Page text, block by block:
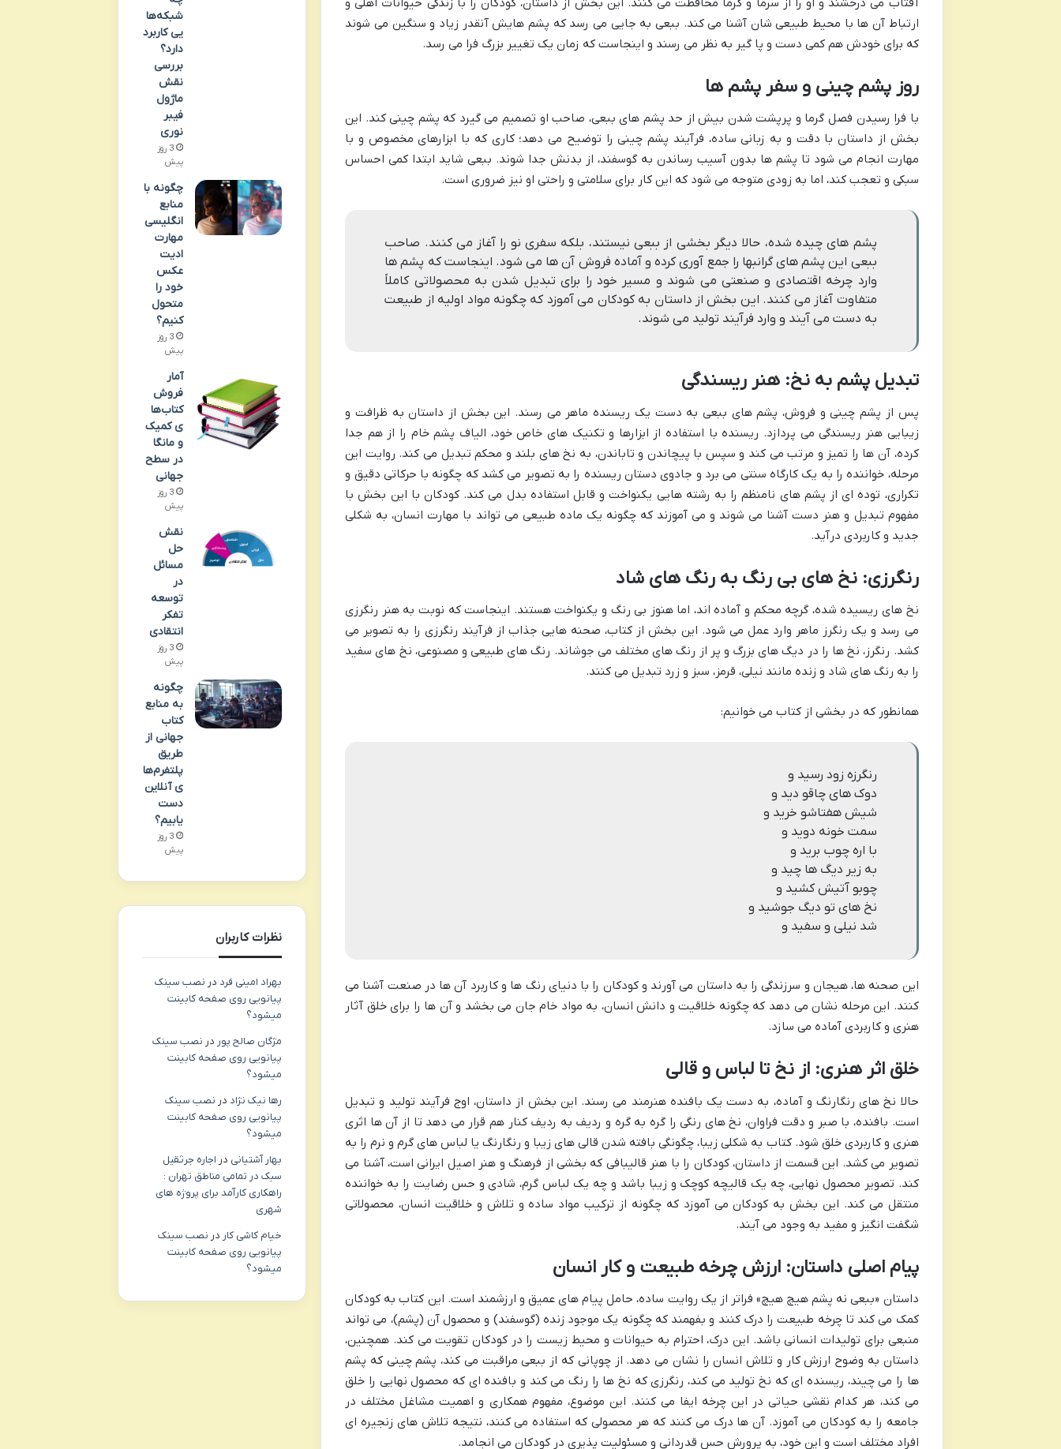
ارتباط آن ها با محیط طبیعی شان آشنا می کند. ببعی به جایی می رسد که پشم هایش آنقدر زیاد و سنگین می شوند
که برای خودش هم کمی دست و پا گیر به نظر می رسند و اینجاست که زمان یک تغییر بزرگ فرا می رسد.
روز پشم چینی و سفر پشم ها
با فرا رسیدن فصل گرما و پرپشت شدن بیش از حد پشم های ببعی، صاحب او تصمیم می گیرد که پشم چینی کند. این
بخش از داستان با دقت و به زبانی ساده، فرآیند پشم چینی را توضیح می دهد؛ کاری که با ابزارهای مخصوص و با
مهارت انجام می شود تا پشم ها بدون آسیب رساندن به گوسفند، از بدنش جدا شوند. ببعی شاید ابتدا کمی احساس
سبکی و تعجب کند، اما به زودی متوجه می شود که این کار برای سلامتی و راحتی او نیز ضروری است.
پشم های چیده شده، حالا دیگر بخشی از ببعی نیستند، بلکه سفری نو را آغاز می کنند. صاحب
ببعی این پشم های گرانبها را جمع آوری کرده و آماده فروش آن ها می شود. اینجاست که پشم ها
وارد چرخه اقتصادی و صنعتی می شوند و مسیر خود را برای تبدیل شدن به محصولاتی کاملاً
متفاوت آغاز می کنند. این بخش از داستان به کودکان می آموزد که چگونه مواد اولیه از طبیعت
به دست می آیند و وارد فرآیند تولید می شوند.
تبدیل پشم به نخ: هنر ریسندگی
پس از پشم چینی و فروش، پشم های ببعی به دست یک ریسنده ماهر می رسند. این بخش از داستان به ظرافت و
زیبایی هنر ریسندگی می پردازد. ریسنده با استفاده از ابزارها و تکنیک های خاص خود، الیاف پشم خام را از هم جدا
کرده، آن ها را تمیز و مرتب می کند و سپس با پیچاندن و تاباندن، به نخ های بلند و محکم تبدیل می کند. روایت این
مرحله، خواننده را به یک کارگاه سنتی می برد و جادوی دستان ریسنده را به تصویر می کشد که چگونه با حرکاتی دقیق و
تکراری، توده ای از پشم های نامنظم را به رشته هایی یکنواخت و قابل استفاده بدل می کند. کودکان با این بخش با
مفهوم تبدیل و هنر دست آشنا می شوند و می آموزند که چگونه یک ماده طبیعی می تواند با مهارت انسان، به شکلی
جدید و کاربردی درآید.
رنگرزی: نخ های بی رنگ به رنگ های شاد
نخ های ریسیده شده، گرچه محکم و آماده اند، اما هنوز بی رنگ و یکنواخت هستند. اینجاست که نوبت به هنر رنگرزی
می رسد و یک رنگرز ماهر وارد عمل می شود. این بخش از کتاب، صحنه هایی جذاب از فرآیند رنگرزی را به تصویر می
کشد. رنگرز، نخ ها را در دیگ های بزرگ و پر از رنگ های مختلف می جوشاند. رنگ های طبیعی و مصنوعی، نخ های سفید
را به رنگ های شاد و زنده مانند نیلی، قرمز، سبز و زرد تبدیل می کنند.
همانطور که در بخشی از کتاب می خوانیم:
رنگرزه زود رسید و
دوک های چاقو دید و
شیش هفتاشو خرید و
سمت خونه دوید و
با اره چوب برید و
به زیر دیگ ها چید و
چوبو آتیش کشید و
نخ های تو دیگ جوشید و
شد نیلی و سفید و
این صحنه ها، هیجان و سرزندگی را به داستان می آورند و کودکان را با دنیای رنگ ها و کاربرد آن ها در صنعت آشنا می
کنند. این مرحله نشان می دهد که چگونه خلاقیت و دانش انسان، به مواد خام جان می بخشد و آن ها را برای خلق آثار
هنری و کاربردی آماده می سازد.
خلق اثر هنری: از نخ تا لباس و قالی
حالا نخ های رنگارنگ و آماده، به دست یک بافنده هنرمند می رسند. این بخش از داستان، اوج فرآیند تولید و تبدیل
است. بافنده، با صبر و دقت فراوان، نخ های رنگی را گره به گره و ردیف به ردیف کنار هم قرار می دهد تا از آن ها اثری
هنری و کاربردی خلق شود. کتاب به شکلی زیبا، چگونگی بافته شدن قالی های زیبا و رنگارنگ یا لباس های گرم و نرم را به
تصویر می کشد. این قسمت از داستان، کودکان را با هنر قالیبافی که بخشی از فرهنگ و هنر اصیل ایرانی است، آشنا می
کند. تصویر محصول نهایی، چه یک قالیچه کوچک و زیبا باشد و چه یک لباس گرم، شادی و حس رضایت را به خواننده
منتقل می کند. این بخش به کودکان می آموزد که چگونه از ترکیب مواد ساده و تلاش و خلاقیت انسان، محصولاتی
شگفت انگیز و مفید به وجود می آیند.
پیام اصلی داستان: ارزش چرخه طبیعت و کار انسان
داستان «ببعی نه پشم هیچ هیچ» فراتر از یک روایت ساده، حامل پیام های عمیق و ارزشمند است. این کتاب به کودکان
کمک می کند تا چرخه طبیعت را درک کنند و بفهمند که چگونه یک موجود زنده (گوسفند) و محصول آن (پشم)، می تواند
منبعی برای تولیدات انسانی باشد. این درک، احترام به حیوانات و محیط زیست را در کودکان تقویت می کند. همچنین،
داستان به وضوح ارزش کار و تلاش انسان را نشان می دهد. از چوپانی که از ببعی مراقبت می کند، پشم چینی که پشم
ها را می چیند، ریسنده ای که نخ تولید می کند، رنگرزی که نخ ها را رنگ می کند و بافنده ای که محصول نهایی را خلق
می کند، هر کدام نقشی حیاتی در این چرخه ایفا می کنند. این موضوع، مفهوم همکاری و اهمیت مشاغل مختلف در
جامعه را به کودکان می آموزد. آن ها درک می کنند که هر محصولی که استفاده می کنند، نتیجه تلاش های زنجیره ای
افراد مختلف است و این خود، به پرورش حس قدردانی و مسئولیت پذیری در کودکان می انجامد.
شبکه‌ها
یی کاربرد
دارد؟
بررسی
نقش
ماژول
فیبر
نوری
3 روز
پیش
چگونه با
منابع
انگلیسی
مهارت
ادیت
عکس
خود را
متحول
کنیم؟
3 روز
پیش
آمار
فروش
کتاب‌ها
ی کمیک
و مانگا
در سطح
جهانی
3 روز
پیش
نقش
حل
مسائل
در
توسعه
تفکر
انتقادی
3 روز
پیش
چگونه
به منابع
کتاب
جهانی از
طریق
پلتفرم‌ها
ی آنلاین
دست
یابیم؟
3 روز
پیش
نظرات کاربران
بهراد امینی فرد در نصب سینک
پیانویی روی صفحه کابینت
میشود؟
مژگان صالح پور در نصب سینک
پیانویی روی صفحه کابینت
میشود؟
رها نیک نژاد در نصب سینک
پیانویی روی صفحه کابینت
میشود؟
بهار آشتیانی در اجاره جرثقیل
سبک در تمامی مناطق تهران :
راهکاری کارآمد برای پروژه های
شهری
خیام کاشی کار در نصب سینک
پیانویی روی صفحه کابینت
میشود؟